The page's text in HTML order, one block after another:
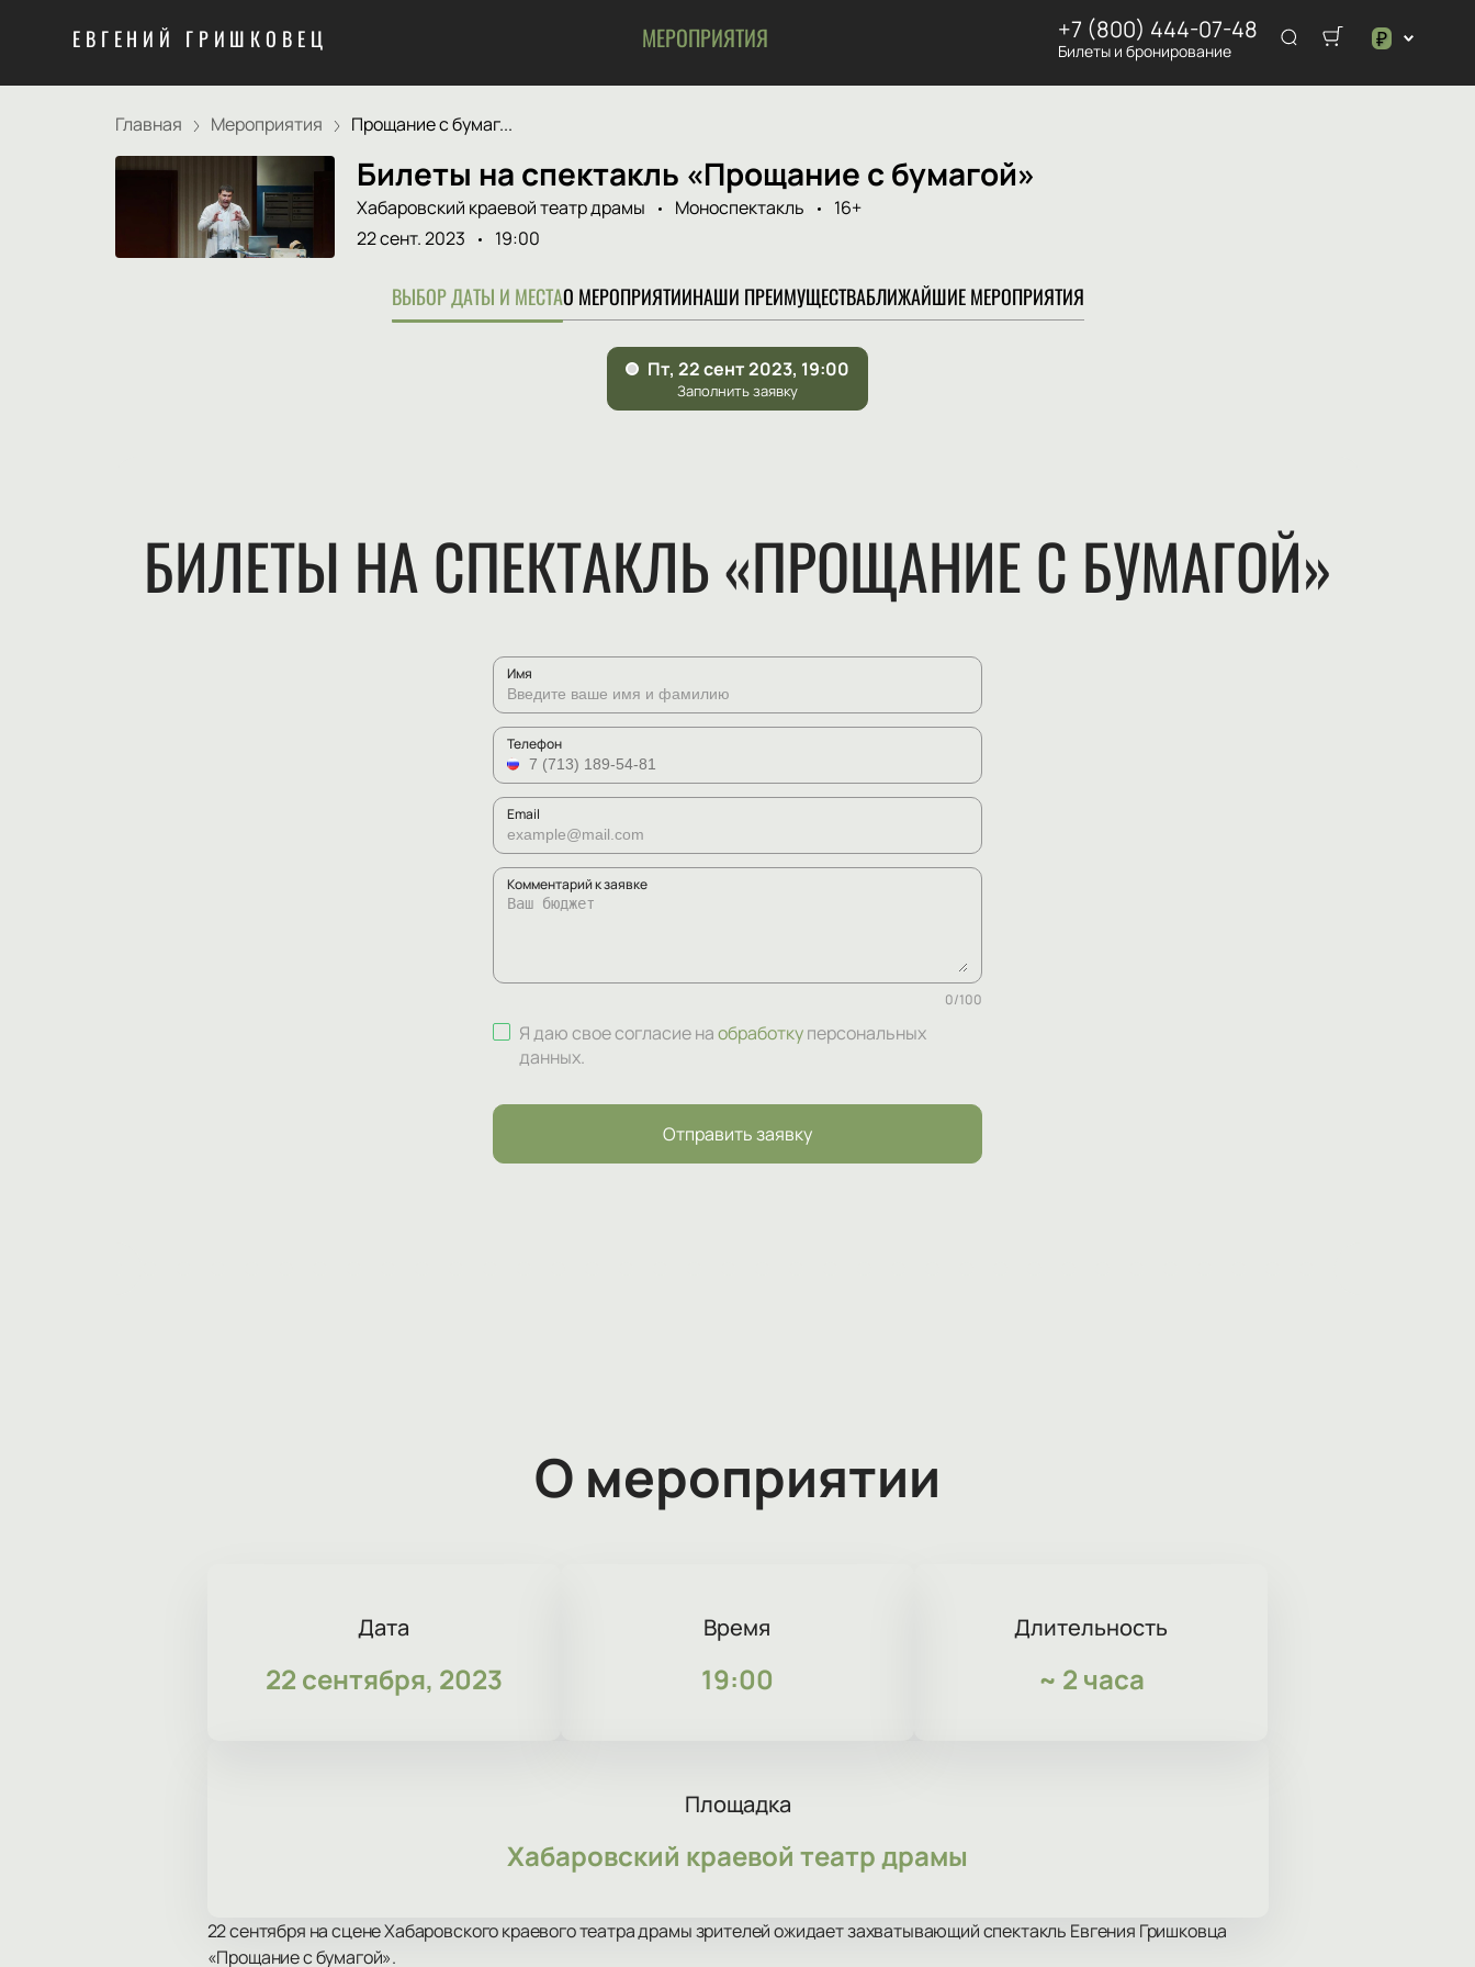
ЕВГЕНИЙ ГРИШКОВЕЦ МЕРОПРИЯТИЯ +7 (800) 444-07-48
Билеты и бронирование ₽
$
Главная Мероприятия Прощание с бумаг...
Билеты на спектакль «Прощание с бумагой»
Хабаровский краевой театр драмы Моноспектакль
16+
22 сент. 2023
19:00
ВЫБОР ДАТЫ И МЕСТАО МЕРОПРИЯТИИНАШИ ПРЕИМУЩЕСТВАБЛИЖАЙШИЕ МЕРОПРИЯТИЯ
БИЛЕТЫ НА СПЕКТАКЛЬ «ПРОЩАНИЕ С БУМАГОЙ»
Имя
Телефон
Email
Комментарий к заявке
0/100
Я даю свое согласие наобработкуперсональных
данных.
Отправить заявку
О мероприятии
Дата
22 сентября, 2023
Время
19:00
Длительность
~ 2 часа
Площадка
Хабаровский краевой театр драмы
22 сентября на сцене Хабаровского краевого театра драмы зрителей ожидает захватывающий спектакль Евгения Гришковца
«Прощание с бумагой».